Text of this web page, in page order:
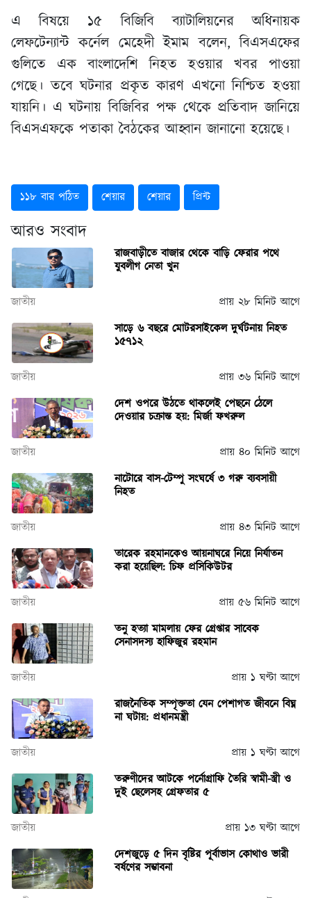
এ বিষয়ে ১৫ বিজিবি ব্যাটালিয়নের অধিনায়ক
লেফটেন্যান্ট কর্নেল মেহেদী ইমাম বলেন, বিএসএফের
গুলিতে এক বাংলাদেশি নিহত হওয়ার খবর পাওয়া
গেছে। তবে ঘটনার প্রকৃত কারণ এখনো নিশ্চিত হওয়া
যায়নি। এ ঘটনায় বিজিবির পক্ষ থেকে প্রতিবাদ জানিয়ে
বিএসএফকে পতাকা বৈঠকের আহ্বান জানানো হয়েছে।
১১৮ বার পঠিত শেয়ার শেয়ার প্রিন্ট
আরও সংবাদ
রাজবাড়ীতে বাজার থেকে বাড়ি ফেরার পথে
যুবলীগ নেতা খুন
জাতীয়
প্রায় ২৮ মিনিট আগে
সাড়ে ৬ বছরে মোটরসাইকেল দুর্ঘটনায় নিহত
১৫৭১২
জাতীয়
প্রায় ৩৬ মিনিট আগে
দেশ ওপরে উঠতে থাকলেই পেছনে ঠেলে
দেওয়ার চক্রান্ত হয়: মির্জা ফখরুল
জাতীয়
প্রায় ৪০ মিনিট আগে
নাটোরে বাস-টেম্পু সংঘর্ষে ৩ গরু ব্যবসায়ী
নিহত
জাতীয়
প্রায় ৪৩ মিনিট আগে
তারেক রহমানকেও আয়নাঘরে নিয়ে নির্যাতন
করা হয়েছিল: চিফ প্রসিকিউটর
জাতীয়
প্রায় ৫৬ মিনিট আগে
তনু হত্যা মামলায় ফের গ্রেপ্তার সাবেক
সেনাসদস্য হাফিজুর রহমান
জাতীয়
প্রায় ১ ঘণ্টা আগে
রাজনৈতিক সম্পৃক্ততা যেন পেশাগত জীবনে বিঘ্ন
না ঘটায়: প্রধানমন্ত্রী
জাতীয়
প্রায় ১ ঘণ্টা আগে
তরুণীদের আটকে পর্নোগ্রাফি তৈরি স্বামী-স্ত্রী ও
দুই ছেলেসহ গ্রেফতার ৫
জাতীয়
প্রায় ১৩ ঘণ্টা আগে
দেশজুড়ে ৫ দিন বৃষ্টির পূর্বাভাস কোথাও ভারী
বর্ষণের সম্ভাবনা